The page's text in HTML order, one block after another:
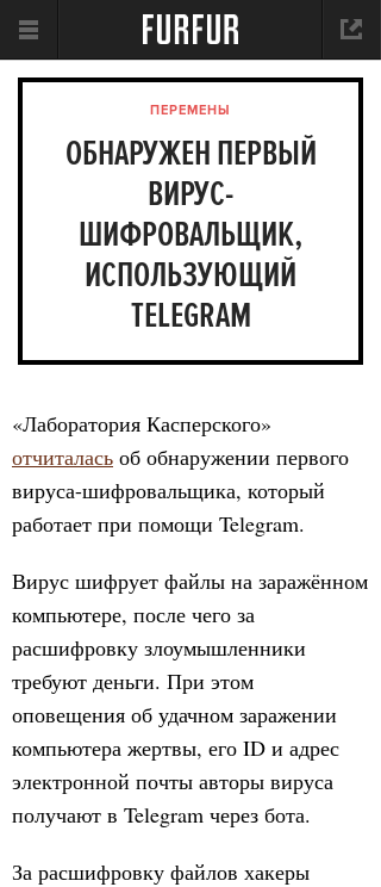
ПЕРЕМЕНЫ
ОБНАРУЖЕН ПЕРВЫЙ
ВИРУС-
ШИФРОВАЛЬЩИК,
ИСПОЛЬЗУЮЩИЙ
TELEGRAM
«Лаборатория Касперского»
отчиталась об обнаружении первого
вируса-шифровальщика, который
работает при помощи Telegram.
Вирус шифрует файлы на заражённом
компьютере, после чего за
расшифровку злоумышленники
требуют деньги. При этом
оповещения об удачном заражении
компьютера жертвы, его ID и адрес
электронной почты авторы вируса
получают в Telegram через бота.
За расшифровку файлов хакеры